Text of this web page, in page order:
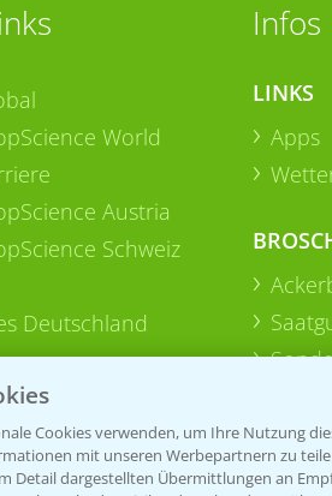
World
Austria
Schweiz
Deutschland
Infos
LINKS
Apps
Cookies verwenden, um Ihre Nutzung
mit unseren Werbepartnern zu
Detail dargestellten Übermittlungen an